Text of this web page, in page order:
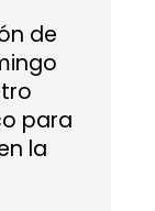
de
para
la